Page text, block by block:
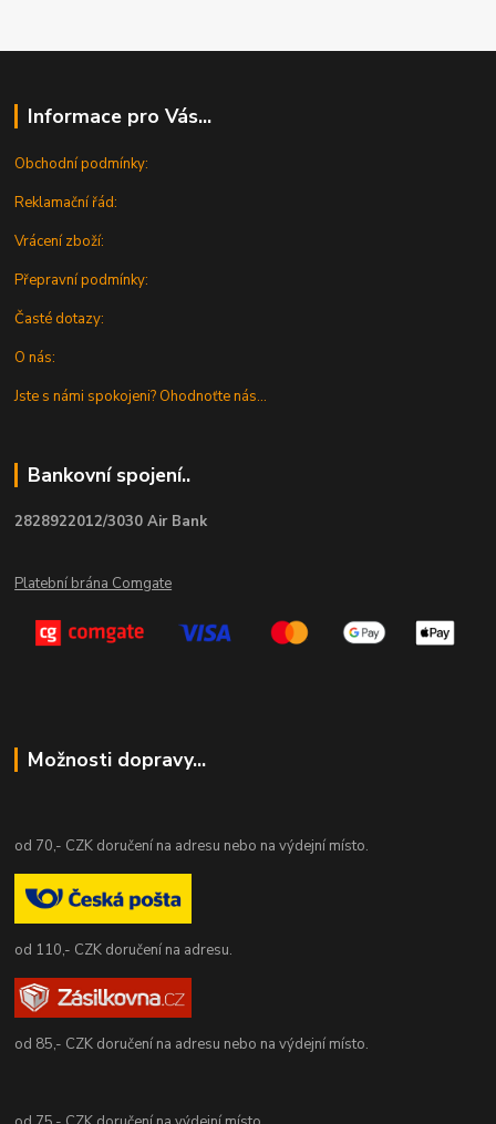
Informace pro Vás...
Obchodní podmínky:
Reklamační řád:
Vrácení zboží:
Přepravní podmínky:
Časté dotazy:
O nás:
Jste s námi spokojeni? Ohodnoťte nás...
Bankovní spojení..
2828922012/3030 Air Bank
Platební brána Comgate
Možnosti dopravy...
od 70,- CZK doručení na adresu nebo na výdejní místo.
od 110,- CZK doručení na adresu.
od 85,- CZK doručení na adresu nebo na výdejní místo.